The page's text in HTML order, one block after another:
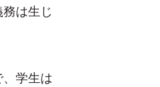
は生じ
学生は